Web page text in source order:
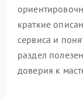
краткие
сервиса и
раздел
доверия к